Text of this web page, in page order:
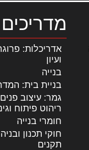
מדריכים
אדריכלות:
ועיון
בנייה
בניית בית:
גמר: עיצוב
ריהוט פיתוח
חומרי בנייה
חוקי תכנון
תקנים